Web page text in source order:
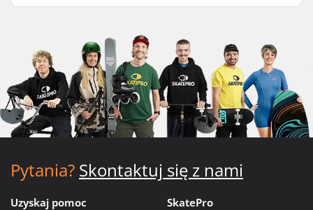
Pytania? Skontaktuj się z nami
Uzyskaj pomoc SkatePro